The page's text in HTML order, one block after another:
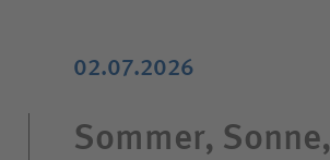
02.07.2026
Sommer, Sonne,